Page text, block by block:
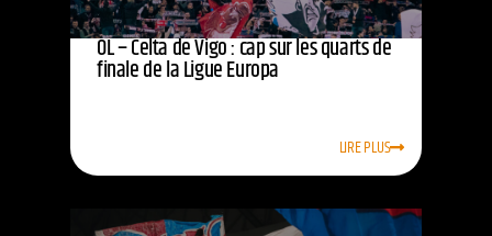
OL – Celta de Vigo : cap sur les quarts de
finale de la Ligue Europa
LIRE PLUS